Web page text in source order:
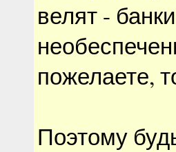
велят -
пожелаете,
Поэтому